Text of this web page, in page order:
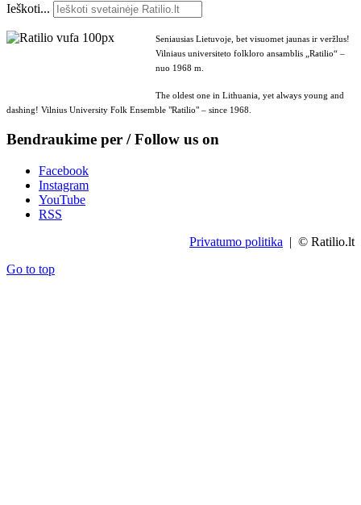
Ieškoti...
Seniausias Lietuvoje, bet visuomet jaunas ir veržlus!
Vilniaus universiteto folkloro ansamblis „Ratilio“ –
nuo 1968 m.
The oldest one in Lithuania, yet always young and
dashing! Vilnius University Folk Ensemble "Ratilio" – since 1968.
Bendraukime per / Follow us on
Facebook
Instagram
YouTube
RSS
Privatumo politika | © Ratilio.lt
Go to top